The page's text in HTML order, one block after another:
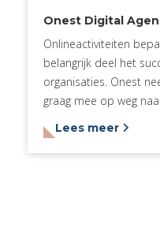
Onest Digital
Onlineactiviteiten
belangrijk deel het
organisaties. Onest
graag mee op weg
Lees meer